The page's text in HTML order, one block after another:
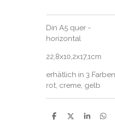
Din A5 quer -
horizontal
22,8x10,2x17,1cm
erhätlich in 3
rot, creme, gelb
P
P
P
P